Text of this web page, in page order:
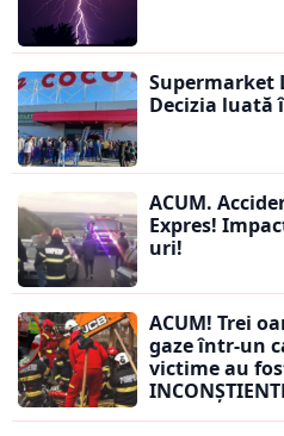
Supermarket
Decizia luată
ACUM.
Expres!
uri!
ACUM! Trei
gaze într-un
victime au